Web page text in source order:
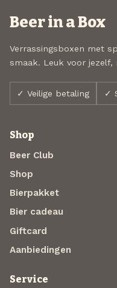
Beer in a Box
Verrassingsboxen met
smaak. Leuk voor jezelf,
✓ Veilige betaling ✓
Shop
Beer Club
Shop
Bierpakket
Bier cadeau
Giftcard
Aanbiedingen
Service